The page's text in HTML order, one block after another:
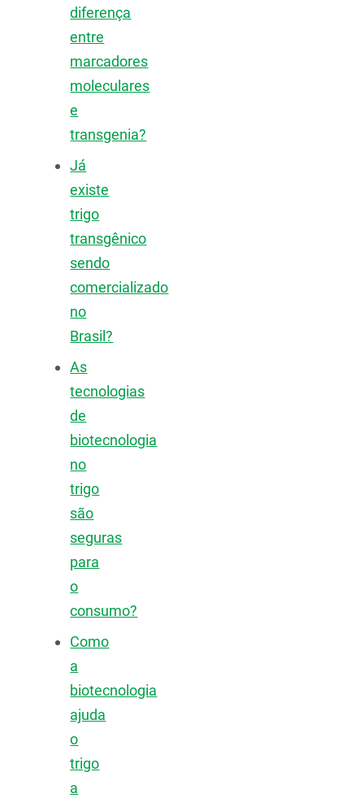
diferença
entre
marcadores
moleculares
e
transgenia?
Já
existe
trigo
transgênico
sendo
comercializado
no
Brasil?
As
tecnologias
de
biotecnologia
no
trigo
são
seguras
para
o
consumo?
Como
a
biotecnologia
ajuda
o
trigo
a